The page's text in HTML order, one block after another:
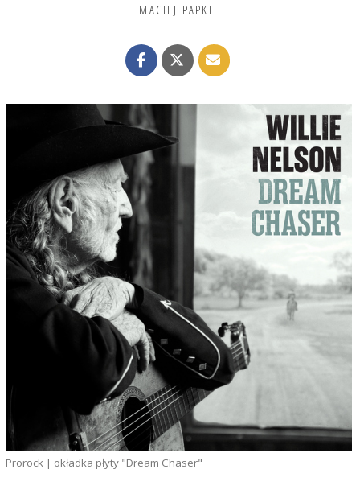
MACIEJ PAPKE
Prorock | okładka płyty "Dream Chaser"